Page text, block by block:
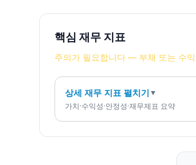
핵심 재무 지표
주의가 필요합니다 — 부채 또는 수
상세 재무 지표 펼치기 ▼
가치·수익성·안정성·재무제표 요약